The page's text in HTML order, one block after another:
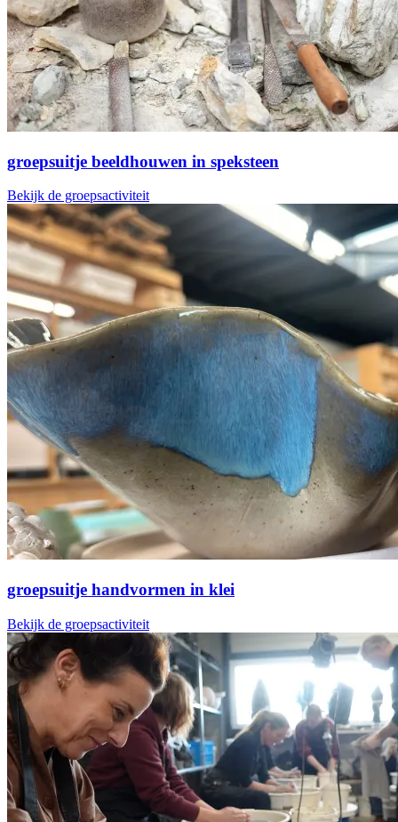
groepsuitje beeldhouwen in speksteen
Bekijk de groepsactiviteit
groepsuitje handvormen in klei
Bekijk de groepsactiviteit